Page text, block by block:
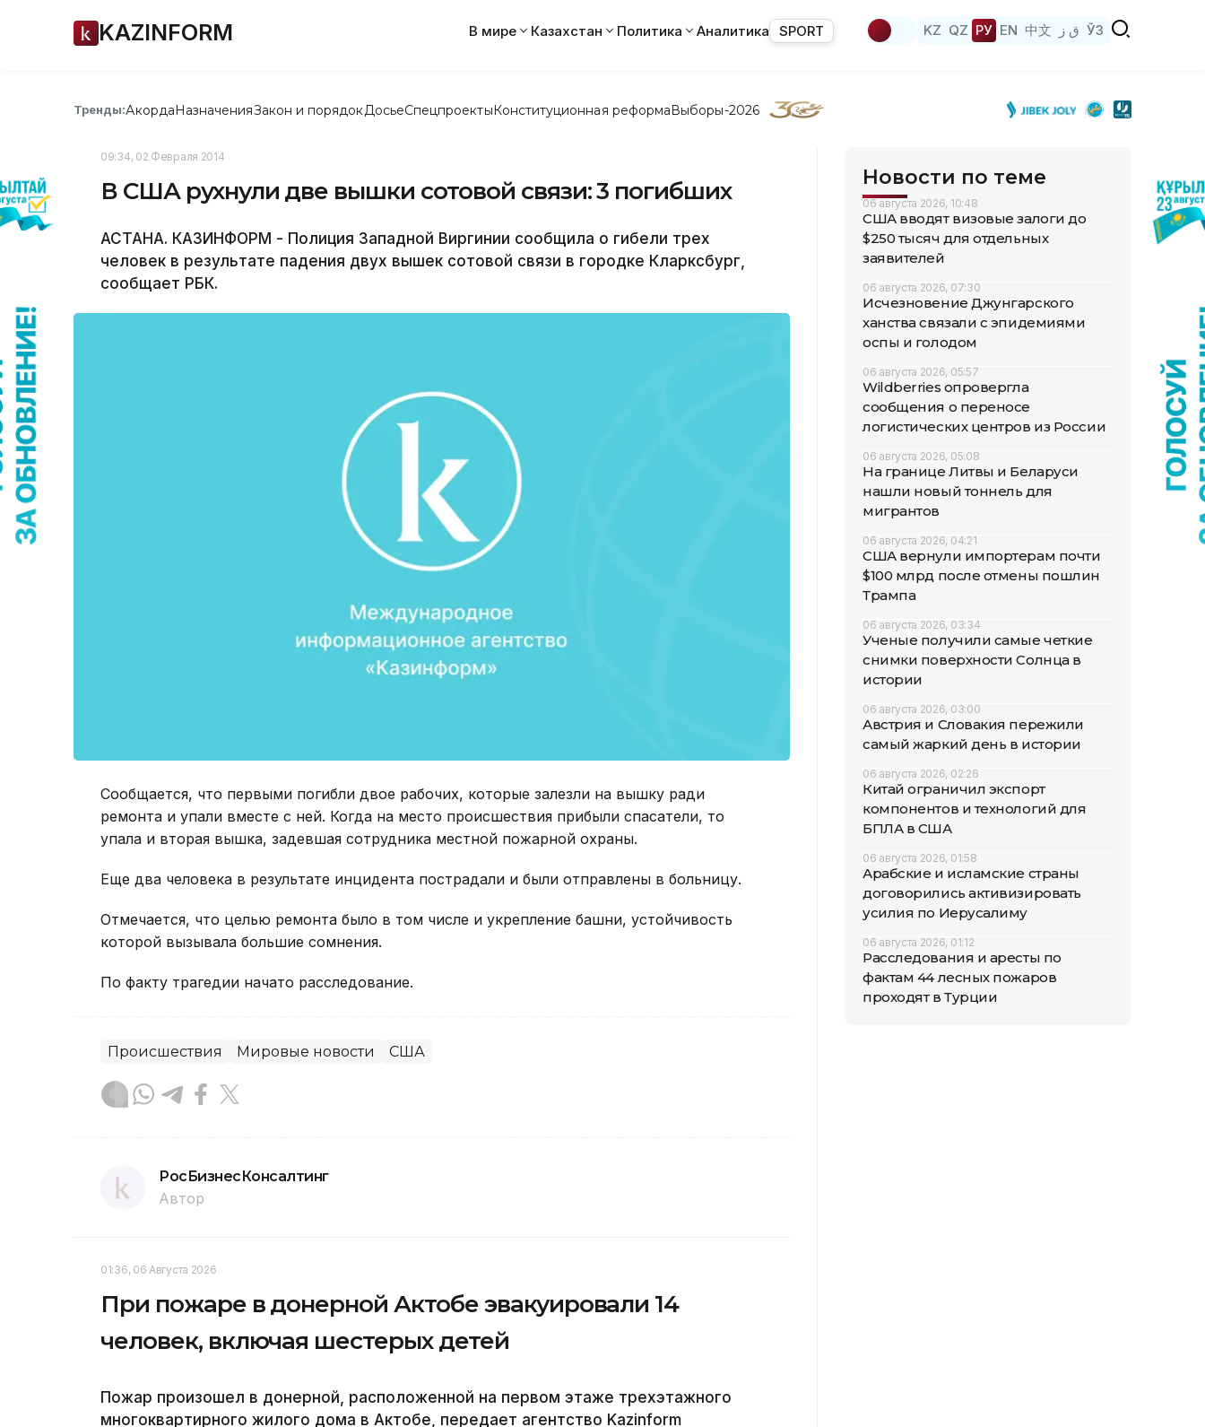
KAZINFORM В мире Казахстан Политика Аналитика SPORT KZ QZ РУ EN 中文 ق ز ЎЗ
Тренды:АкордаНазначенияЗакон и порядок ДосьеСпецпроектыКонституционная реформаВыборы-2026
09:34, 02 Февраля 2014
В США рухнули две вышки сотовой связи: 3 погибших
АСТАНА. КАЗИНФОРМ - Полиция Западной Виргинии сообщила о гибели трех
человек в результате падения двух вышек сотовой связи в городке Кларксбург,
сообщает РБК.
Сообщается, что первыми погибли двое рабочих, которые залезли на вышку ради
ремонта и упали вместе с ней. Когда на место происшествия прибыли спасатели, то
упала и вторая вышка, задевшая сотрудника местной пожарной охраны.
Еще два человека в результате инцидента пострадали и были отправлены в больницу.
Отмечается, что целью ремонта было в том числе и укрепление башни, устойчивость
которой вызывала большие сомнения.
По факту трагедии начато расследование.
Происшествия Мировые новости США
РосБизнесКонсалтинг
Автор
01:36, 06 Августа 2026
При пожаре в донерной Актобе эвакуировали 14
человек, включая шестерых детей
Пожар произошел в донерной, расположенной на первом этаже трехэтажного
многоквартирного жилого дома в Актобе, передает агентство Kazinform
Новости по теме
06 августа 2026, 10:48
США вводят визовые залоги до
$250 тысяч для отдельных
заявителей
06 августа 2026, 07:30
Исчезновение Джунгарского
ханства связали с эпидемиями
оспы и голодом
06 августа 2026, 05:57
Wildberries опровергла
сообщения о переносе
логистических центров из России
06 августа 2026, 05:08
На границе Литвы и Беларуси
нашли новый тоннель для
мигрантов
06 августа 2026, 04:21
США вернули импортерам почти
$100 млрд после отмены пошлин
Трампа
06 августа 2026, 03:34
Ученые получили самые четкие
снимки поверхности Солнца в
истории
06 августа 2026, 03:00
Австрия и Словакия пережили
самый жаркий день в истории
06 августа 2026, 02:26
Китай ограничил экспорт
компонентов и технологий для
БПЛА в США
06 августа 2026, 01:58
Арабские и исламские страны
договорились активизировать
усилия по Иерусалиму
06 августа 2026, 01:12
Расследования и аресты по
фактам 44 лесных пожаров
проходят в Турции